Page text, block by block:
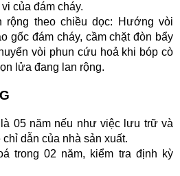
của đám cháy.
rộng theo chiều dọc: Hướng vòi
gốc đám cháy, cầm chặt đòn bẩy
vòi phun cứu hoả khi bóp cò
lửa đang lan rộng.
05 năm nếu như việc lưu trữ và
dẫn của nhà sản xuất.
trong 02 năm, kiểm tra định kỳ